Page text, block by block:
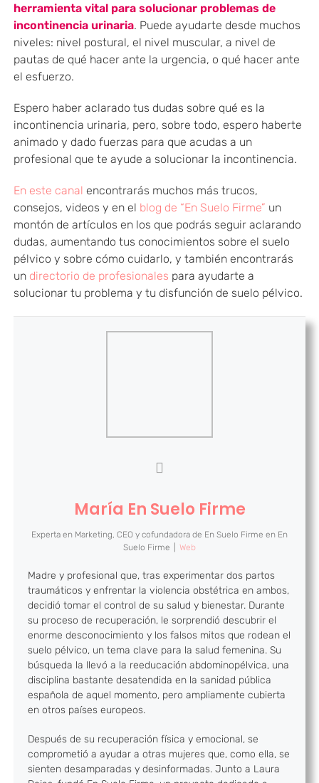
herramienta vital para solucionar problemas de
incontinencia urinaria. Puede ayudarte desde muchos
niveles: nivel postural, el nivel muscular, a nivel de
pautas de qué hacer ante la urgencia, o qué hacer ante
el esfuerzo.
Espero haber aclarado tus dudas sobre qué es la
incontinencia urinaria, pero, sobre todo, espero haberte
animado y dado fuerzas para que acudas a un
profesional que te ayude a solucionar la incontinencia.
En este canal encontrarás muchos más trucos,
consejos, videos y en el blog de “En Suelo Firme” un
montón de artículos en los que podrás seguir aclarando
dudas, aumentando tus conocimientos sobre el suelo
pélvico y sobre cómo cuidarlo, y también encontrarás
un directorio de profesionales para ayudarte a
solucionar tu problema y tu disfunción de suelo pélvico.
María En Suelo Firme
Experta en Marketing, CEO y cofundadora de En Suelo Firme en En
Suelo Firme
Web
Madre y profesional que, tras experimentar dos partos
traumáticos y enfrentar la violencia obstétrica en ambos,
decidió tomar el control de su salud y bienestar. Durante
su proceso de recuperación, le sorprendió descubrir el
enorme desconocimiento y los falsos mitos que rodean el
suelo pélvico, un tema clave para la salud femenina. Su
búsqueda la llevó a la reeducación abdominopélvica, una
disciplina bastante desatendida en la sanidad pública
española de aquel momento, pero ampliamente cubierta
en otros países europeos.
Después de su recuperación física y emocional, se
comprometió a ayudar a otras mujeres que, como ella, se
sienten desamparadas y desinformadas. Junto a Laura